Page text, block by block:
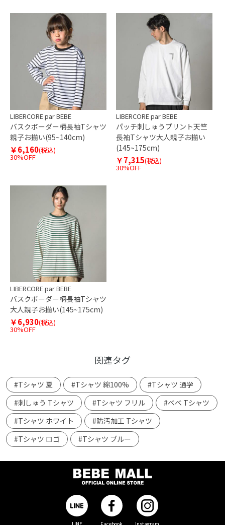
LIBERCORE par BEBE
バスクボーダー柄長袖Tシャツ
親子お揃い(95~140cm)
￥6,160(税込)
30%OFF
LIBERCORE par BEBE
パッチ刺しゅうプリント天竺
長袖Tシャツ大人親子お揃い
(145~175cm)
￥7,315(税込)
30%OFF
LIBERCORE par BEBE
バスクボーダー柄長袖Tシャツ
大人親子お揃い(145~175cm)
￥6,930(税込)
30%OFF
関連タグ
#Tシャツ 夏 #Tシャツ 綿100%
#Tシャツ 通学
#刺しゅう Tシャツ
#Tシャツ フリル
#べべ Tシャツ
#Tシャツ ホワイト
#防汚加工 Tシャツ
#Tシャツ ロゴ
#Tシャツ ブルー